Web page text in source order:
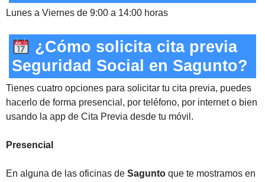
Lunes a Viernes de 9:00 a 14:00 horas
¿Cómo solicita cita previa
Seguridad Social en Sagunto?
Tienes cuatro opciones para solicitar tu cita previa, puedes
hacerlo de forma presencial, por teléfono, por internet o bien
usando la app de Cita Previa desde tu móvil.
Presencial
En alguna de las oficinas de Sagunto que te mostramos en